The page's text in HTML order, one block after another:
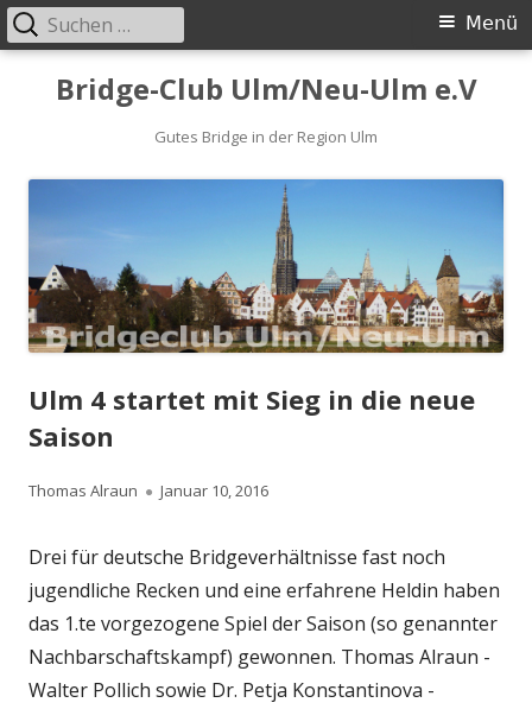
Bridge-Club Ulm/Neu-Ulm e.V
Gutes Bridge in der Region Ulm
Primäres
Menü
Menü
Suchen
nach:
Ulm 4 startet mit Sieg in die neue
Saison
Autor
Thomas Alraun
Veröffentlicht
Januar 10, 2016
Drei für deutsche Bridgeverhältnisse fast noch
jugendliche Recken und eine erfahrene Heldin haben
das 1.te vorgezogene Spiel der Saison (so genannter
Nachbarschaftskampf) gewonnen. Thomas Alraun -
Walter Pollich sowie Dr. Petja Konstantinova -